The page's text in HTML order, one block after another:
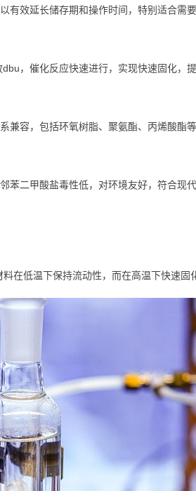
有效延长储存期和操作时间，特别适合需
，催化反应快速进行，实现快速固化，提
兼容，包括环氧树脂、聚氨酯、丙烯酸酯等
苯二甲酸盐毒性低，对环境友好，符合现
在低温下保持流动性，而在高温下快速固